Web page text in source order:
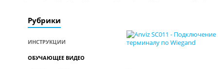
Рубрики
ИНСТРУКЦИИ
ОБУЧАЮЩЕЕ ВИДЕО